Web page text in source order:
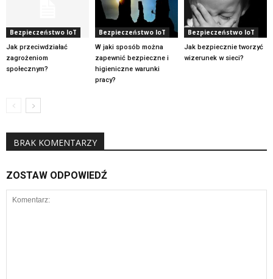
Bezpieczeństwo IoT
Jak przeciwdziałać
zagrożeniom
społecznym?
Bezpieczeństwo IoT
W jaki sposób można
zapewnić bezpieczne i
higieniczne warunki
pracy?
Bezpieczeństwo IoT
Jak bezpiecznie tworzyć
wizerunek w sieci?
BRAK KOMENTARZY
ZOSTAW ODPOWIEDŹ